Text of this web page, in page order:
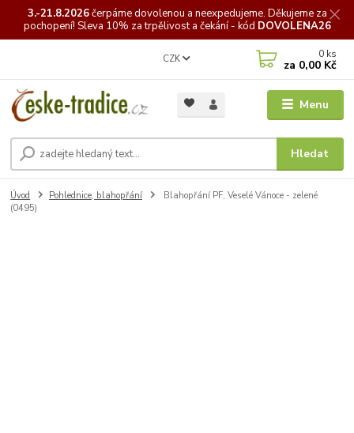
3.-21.8.2026čerpámedovolenou a neexpedujeme. Děkujeme za
pochopení! Sleva 10% za trpělivost a čekání - kód DOVOLENA26
Menu
CZK
Hledat
0 ks
za 0,00 Kč
Úvod Pohlednice, blahopřání
Blahopřání PF, Veselé Vánoce - zelené
(0495)